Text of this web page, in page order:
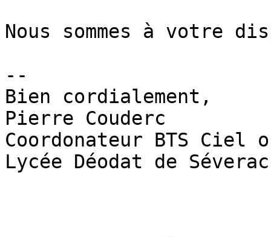
Nous sommes à votre
--
Bien cordialement,
Pierre Couderc
Coordonateur BTS Ciel
Lycée Déodat de